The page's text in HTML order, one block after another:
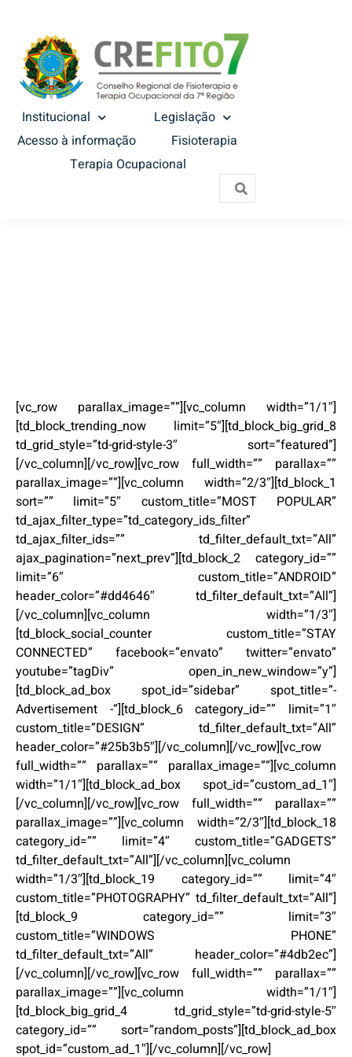
Institucional
Legislação
Acesso à informação
Fisioterapia
Terapia Ocupacional
[vc_row parallax_image=””][vc_column width=”1/1″]
[td_block_trending_now limit=”5″][td_block_big_grid_8
td_grid_style=”td-grid-style-3″ sort=”featured”]
[/vc_column][/vc_row][vc_row full_width=”” parallax=””
parallax_image=””][vc_column width=”2/3″][td_block_1
sort=”” limit=”5″ custom_title=”MOST POPULAR”
td_ajax_filter_type=”td_category_ids_filter”
td_ajax_filter_ids=”” td_filter_default_txt=”All”
ajax_pagination=”next_prev”][td_block_2 category_id=””
limit=”6″ custom_title=”ANDROID”
header_color=”#dd4646″ td_filter_default_txt=”All”]
[/vc_column][vc_column width=”1/3″]
[td_block_social_counter custom_title=”STAY
CONNECTED” facebook=”envato” twitter=”envato”
youtube=”tagDiv” open_in_new_window=”y”]
[td_block_ad_box spot_id=”sidebar” spot_title=”-
Advertisement -“][td_block_6 category_id=”” limit=”1″
custom_title=”DESIGN” td_filter_default_txt=”All”
header_color=”#25b3b5″][/vc_column][/vc_row][vc_row
full_width=”” parallax=”” parallax_image=””][vc_column
width=”1/1″][td_block_ad_box spot_id=”custom_ad_1″]
[/vc_column][/vc_row][vc_row full_width=”” parallax=””
parallax_image=””][vc_column width=”2/3″][td_block_18
category_id=”” limit=”4″ custom_title=”GADGETS”
td_filter_default_txt=”All”][/vc_column][vc_column
width=”1/3″][td_block_19 category_id=”” limit=”4″
custom_title=”PHOTOGRAPHY” td_filter_default_txt=”All”]
[td_block_9 category_id=”” limit=”3″
custom_title=”WINDOWS PHONE”
td_filter_default_txt=”All” header_color=”#4db2ec”]
[/vc_column][/vc_row][vc_row full_width=”” parallax=””
parallax_image=””][vc_column width=”1/1″]
[td_block_big_grid_4 td_grid_style=”td-grid-style-5″
category_id=”” sort=”random_posts”][td_block_ad_box
spot_id=”custom_ad_1″][/vc_column][/vc_row]